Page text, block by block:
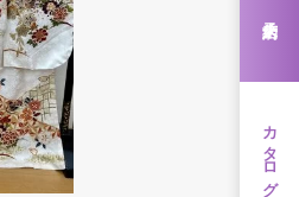
カタログ請求